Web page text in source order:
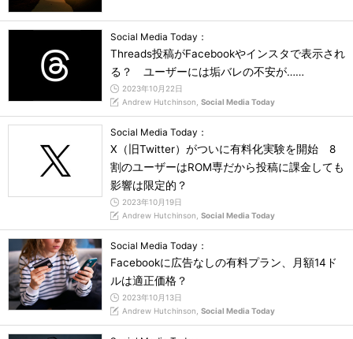
Social Media Today：
Threads投稿がFacebookやインスタで表示され
る？ ユーザーには垢バレの不安が……
2023年10月22日
Andrew Hutchinson, Social Media Today
Social Media Today：
X（旧Twitter）がついに有料化実験を開始 8
割のユーザーはROM専だから投稿に課金しても
影響は限定的？
2023年10月19日
Andrew Hutchinson, Social Media Today
Social Media Today：
Facebookに広告なしの有料プラン、月額14ド
ルは適正価格？
2023年10月13日
Andrew Hutchinson, Social Media Today